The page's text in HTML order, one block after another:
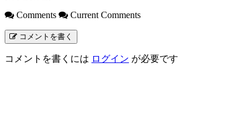
Comments Current Comments
コメントを書く
コメントを書くには ログイン が必要です